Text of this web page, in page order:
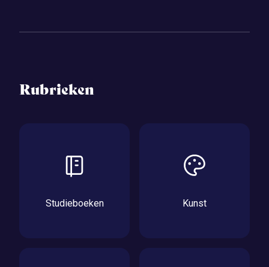
Rubrieken
Studieboeken Kunst